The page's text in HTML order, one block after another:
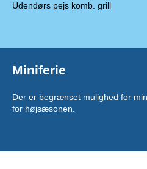
Udendørs pejs komb. grill
Miniferie
Der er begrænset mulighed for
for højsæsonen.